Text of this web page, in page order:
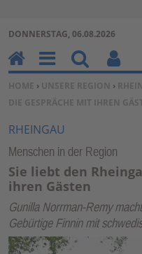
Zum
DONNERSTAG, 06.08.2026
SIE BEFINDEN SICH HIER:
HOME › UNSERE REGION ›
DIE GESPRÄCHE MIT IHREN
RHEINGAU
Menschen in der Region
Sie liebt den
ihren Gästen
Gunilla Norrman-Remy
Gebürtige Finnin mit
H
o
m
e
M
en
u
Su
ch
en
Be
nu
tz
un
kti
on
en